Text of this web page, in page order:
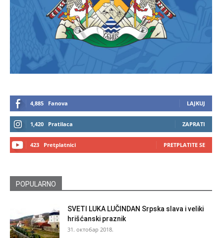
4,885 Fanova LAJKUJ
1,420 Pratilaca ZAPRATI
423 Pretplatnici PRETPLATITE SE
POPULARNO
SVETI LUKA LUČINDAN Srpska slava i veliki
hrišćanski praznik
31. октобар 2018.